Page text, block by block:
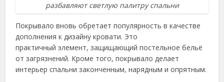
разбавляют светлую палитру спальни
Покрывало вновь обретает популярность в качестве
дополнения к дизайну кровати. Это
практичный элемент, защищающий постельное бельё
от загрязнений. Кроме того, покрывало делает
интерьер спальни законченным, нарядным и опрятным.